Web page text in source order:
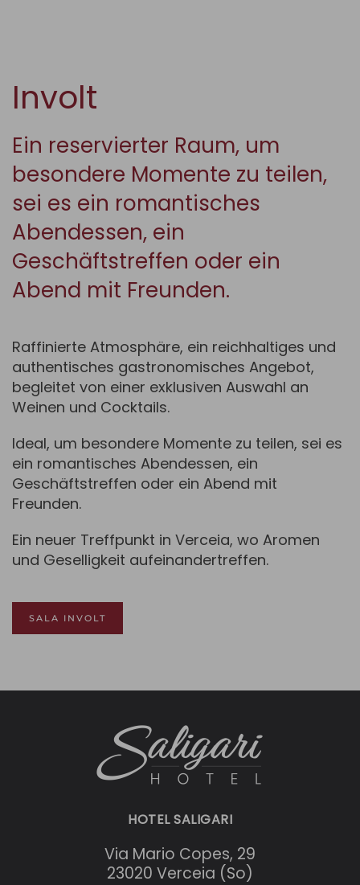
Involt
Ein reservierter Raum, um
besondere Momente zu teilen,
sei es ein romantisches
Abendessen, ein
Geschäftstreffen oder ein
Abend mit Freunden.
Raffinierte Atmosphäre, ein reichhaltiges und
authentisches gastronomisches Angebot,
begleitet von einer exklusiven Auswahl an
Weinen und Cocktails.
Ideal, um besondere Momente zu teilen, sei es
ein romantisches Abendessen, ein
Geschäftstreffen oder ein Abend mit
Freunden.
Ein neuer Treffpunkt in Verceia, wo Aromen
und Geselligkeit aufeinandertreffen.
SALA INVOLT
HOTEL SALIGARI
Via Mario Copes, 29
23020 Verceia (So)